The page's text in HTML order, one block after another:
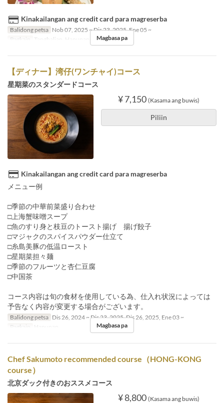
Kinakailangan ang credit card para magreserba
Balidong petsa Nob 07, 2025 ~ Dis 23, 2025, Ene 05 ~
Pagkain
Tanghalian, Hapunan Magbasa pa
【ディナー】湾仔(ワンチャイ)コース
星期菜のスタンダードコース
¥ 7,150 (Kasama ang buwis)
Piliin
Kinakailangan ang credit card para magreserba
メニュー例
□季節の中華前菜盛り合わせ
□上海蟹味噌スープ
□魚のすり身と枝豆のトースト揚げ 揚げ餃子
□マジャクのスパイスパウダー仕立て
□糸島美豚の低温ロースト
□星期菜担々麺
□季節のフルーツと杏仁豆腐
□中国茶
コース内容は旬の食材を使用している為、仕入れ状況によっては
予告なく内容が変更する場合がございます。
Balidong petsa Dis 26, 2024 ~ Dis 23, 2025, Dis 26, 2025, Ene 03 ~
Pagkain
Hapunan Magbasa pa
Chef Sakumoto recommended course（HONG-KONG
course）
北京ダック付きのおススメコース
¥ 8,800 (Kasama ang buwis)